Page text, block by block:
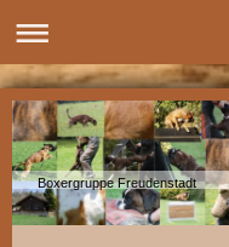
Boxergruppe Freudenstadt